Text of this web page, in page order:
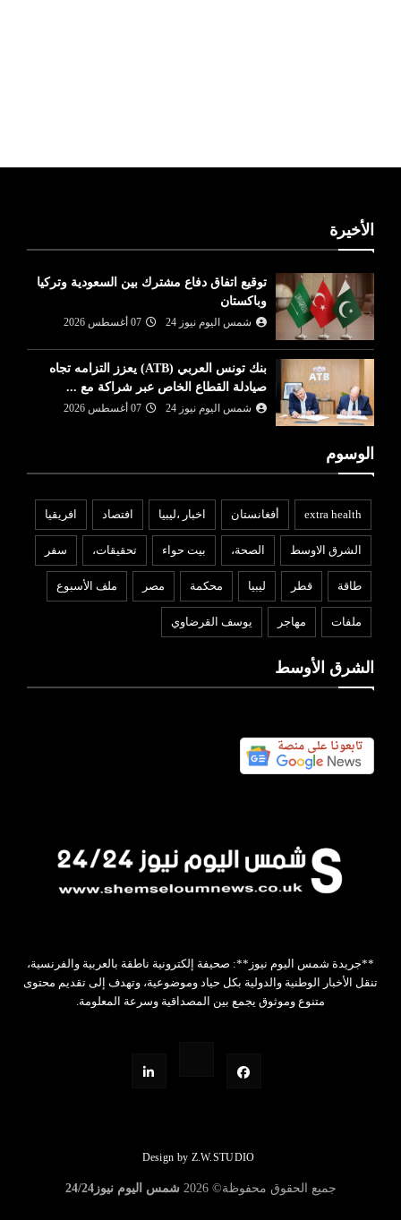
الأخيرة
توقيع اتفاق دفاع مشترك بين السعودية وتركيا
وباكستان
شمس اليوم نيوز 24 07 أغسطس 2026
بنك تونس العربي (ATB) يعزز التزامه تجاه
صيادلة القطاع الخاص عبر شراكة مع ...
شمس اليوم نيوز 24 07 أغسطس 2026
الوسوم
extra health أفغانستان اخبار ،ليبيا افتصاد افريقيا
الشرق الاوسط الصحة، بيت حواء تحقيقات، سفر
طاقة قطر ليبيا محكمة مصر ملف الأسبوع
ملفات مهاجر يوسف القرضاوي
الشرق الأوسط
**جريدة شمس اليوم نيوز**: صحيفة إلكترونية ناطقة بالعربية والفرنسية،
تنقل الأخبار الوطنية والدولية بكل حياد وموضوعية، وتهدف إلى تقديم محتوى
متنوع وموثوق يجمع بين المصداقية وسرعة المعلومة.
Design by Z.W.STUDIO
جميع الحقوق محفوظة©2026 شمس اليوم نيوز24/24